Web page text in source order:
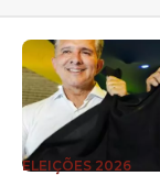
ELEIÇÕES 2026